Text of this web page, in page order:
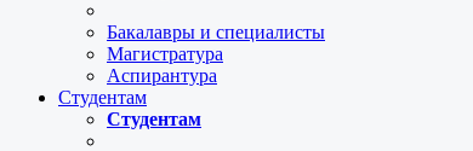
Бакалавры и специалисты
Магистратура
Аспирантура
Студентам
Студентам